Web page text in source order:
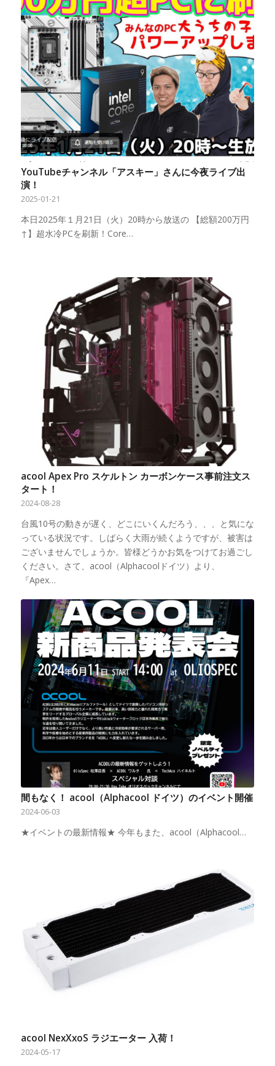
YouTubeチャンネル「アスキー」さんに今夜ライブ出
演！
2025-01-21
本日2025年１月21日（火）20時から放送の 【総額200万円
↑】超水冷PCを刷新！Core…
acool Apex Pro スケルトン カーボンケース事前注文ス
タート！
2024-08-28
台風10号の動きが遅く、どこにいくんだろう、、、と気にな
っている状況です。しばらく大雨が続くようですが、被害は
ございませんでしょうか。皆様どうかお気をつけてお過ごし
ください。さて、acool（Alphacoolドイツ）より、
『Apex…
間もなく！ acool（Alphacool ドイツ）のイベント開催
2024-06-03
★イベントの最新情報★ 今年もまた、acool（Alphacool…
acool NexXxoS ラジエーター 入荷！
2024-05-17